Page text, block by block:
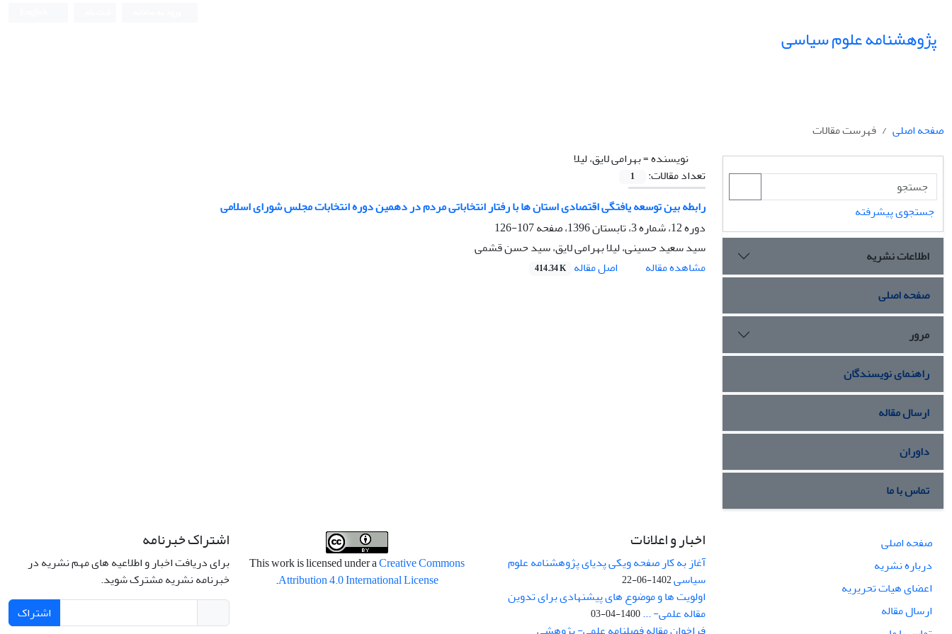
پژوهشنامه علوم سیاسی
صفحه اصلی
فهرست مقالات
نویسنده =بهرامی لایق، لیلا
تعداد مقالات:
1
رابطه بین توسعه یافتگی اقتصادی استان ها با رفتار انتخاباتی مردم در دهمین دوره انتخابات مجلس شورای اسلامی
دوره 12، شماره 3، تابستان 1396، صفحه
107-126
سید سعید حسینی، لیلا بهرامی لایق، سید حسن قشمی
مشاهده مقاله
اصل مقاله 414.34 K
جستجوی پیشرفته
اطلاعات نشریه
صفحه اصلی
مرور
راهنمای نویسندگان
ارسال مقاله
داوران
تماس با ما
صفحه اصلی
درباره نشریه
اعضای هیات تحریریه
ارسال مقاله
اخبار و اعلانات
آغاز به کار صفحه ویکی پدیای پژوهشنامه علوم
سیاسی1402-06-22
اولویت ها و موضوع های پیشنهادی برای تدوین
مقاله علمی- ...1400-04-03
This work is licensed under aCreative Commons
Attribution 4.0 International License
.
اشتراک خبرنامه
برای دریافت اخبار و اطلاعیه های مهم نشریه در
خبرنامه نشریه مشترک شوید.
اشتراک